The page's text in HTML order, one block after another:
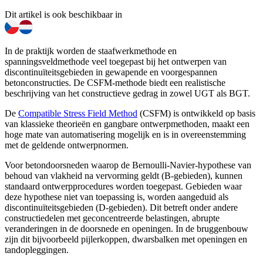
Dit artikel is ook beschikbaar in
In de praktijk worden de staafwerkmethode en
spanningsveldmethode veel toegepast bij het ontwerpen van
discontinuïteitsgebieden in gewapende en voorgespannen
betonconstructies. De CSFM-methode biedt een realistische
beschrijving van het constructieve gedrag in zowel UGT als BGT.
De Compatible Stress Field Method (CSFM) is ontwikkeld op basis
van klassieke theorieën en gangbare ontwerpmethoden, maakt een
hoge mate van automatisering mogelijk en is in overeenstemming
met de geldende ontwerpnormen.
Voor betondoorsneden waarop de Bernoulli-Navier-hypothese van
behoud van vlakheid na vervorming geldt (B-gebieden), kunnen
standaard ontwerpprocedures worden toegepast. Gebieden waar
deze hypothese niet van toepassing is, worden aangeduid als
discontinuïteitsgebieden (D-gebieden). Dit betreft onder andere
constructiedelen met geconcentreerde belastingen, abrupte
veranderingen in de doorsnede en openingen. In de bruggenbouw
zijn dit bijvoorbeeld pijlerkoppen, dwarsbalken met openingen en
tandopleggingen.